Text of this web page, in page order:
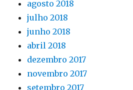
agosto 2018
julho 2018
junho 2018
abril 2018
dezembro 2017
novembro 2017
setembro 2017